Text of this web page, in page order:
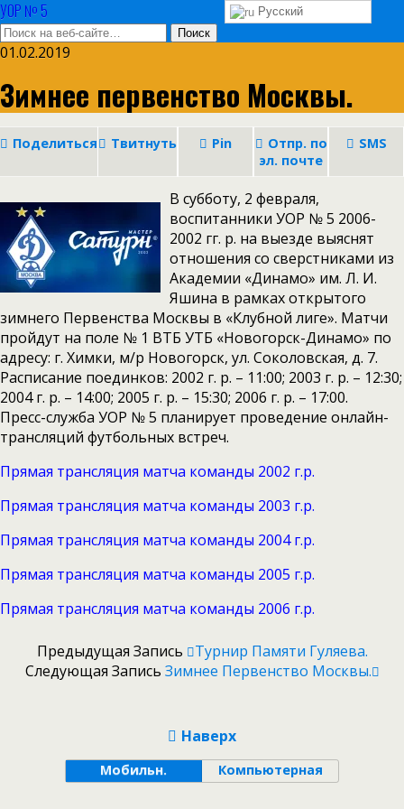
УОР № 5
01.02.2019
Зимнее первенство Москвы.
Поделиться Твитнуть Pin
Отпр. по
эл. почте
SMS
В субботу, 2 февраля,
воспитанники УОР № 5 2006-
2002 гг. р. на выезде выяснят
отношения со сверстниками из
Академии «Динамо» им. Л. И.
Яшина в рамках открытого
зимнего Первенства Москвы в «Клубной лиге». Матчи
пройдут на поле № 1 ВТБ УТБ «Новогорск-Динамо» по
адресу: г. Химки, м/р Новогорск, ул. Соколовская, д. 7.
Расписание поединков: 2002 г. р. – 11:00; 2003 г. р. – 12:30;
2004 г. р. – 14:00; 2005 г. р. – 15:30; 2006 г. р. – 17:00.
Пресс-служба УОР № 5 планирует проведение онлайн-
трансляций футбольных встреч.
Прямая трансляция матча команды 2002 г.р.
Прямая трансляция матча команды 2003 г.р.
Прямая трансляция матча команды 2004 г.р.
Прямая трансляция матча команды 2005 г.р.
Прямая трансляция матча команды 2006 г.р.
Предыдущая Запись
Турнир Памяти Гуляева.
Следующая Запись Зимнее Первенство Москвы.
Русский
Наверх
Мобильн. Компьютерная